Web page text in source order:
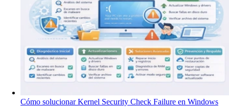
Cómo solucionar Kernel Security Check Failure en Windows